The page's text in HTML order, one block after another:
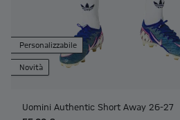
Personalizzabile
Novità
Uomini Authentic Short Away 26-27